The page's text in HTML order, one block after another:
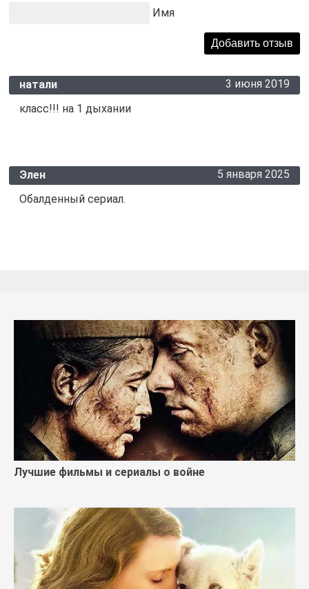
Имя
натали
3 июня 2019
класс!!! на 1 дыхании
Элен
5 января 2025
Обалденный сериал.
Лучшие фильмы и сериалы о войне